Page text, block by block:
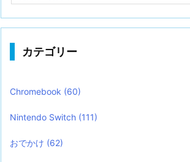
カテゴリー
Chromebook (60)
Nintendo Switch (111)
おでかけ (62)